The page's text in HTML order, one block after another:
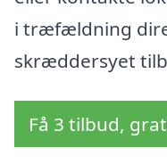
i træfældning
skræddersyet
Få 3 tilbud,